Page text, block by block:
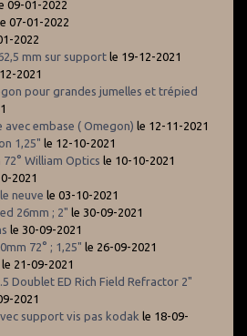
09-01-2022
07-01-2022
2022
mm sur support le 19-12-2021
2021
pour grandes jumelles et trépied
embase ( Omegon) le 12-11-2021
1,25" le 12-10-2021
William Optics le 10-10-2021
2021
neuve le 03-10-2021
26mm ; 2" le 30-09-2021
le 30-09-2021
72° ; 1,25" le 26-09-2021
le 21-09-2021
Doublet ED Rich Field Refractor 2"
2021
support vis pas kodak le 18-09-